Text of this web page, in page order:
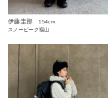
伊藤圭那
154cm
スノーピーク福山